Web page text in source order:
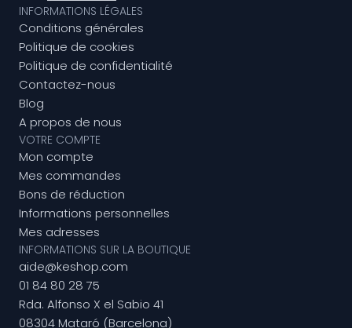
INFORMATIONS LÉGALES
Conditions générales
Politique de cookies
Politique de confidentialité
Contactez-nous
Blog
A propos de nous
VOTRE COMPTE
Mon compte
Mes commandes
Bons de réduction
Informations personnelles
Mes adresses
INFORMATIONS SUR LA BOUTIQUE
aide@keshop.com
01 84 80 28 75
Rda. Alfonso X el Sabio 41
08304 Mataró (Barcelona)